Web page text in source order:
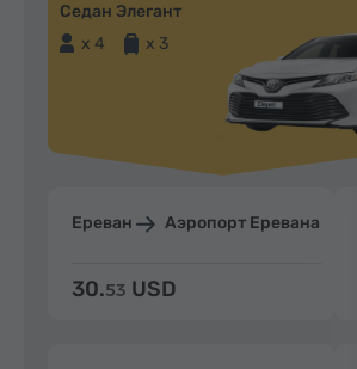
Седан Элегант
x 4
x 3
Ереван Аэропорт Еревана
30.53 USD